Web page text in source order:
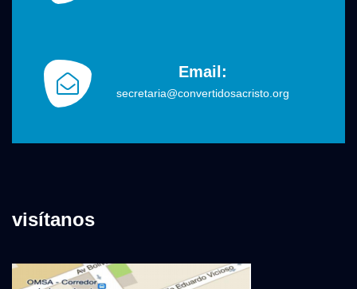
Email:
secretaria@convertidosacristo.org
visítanos